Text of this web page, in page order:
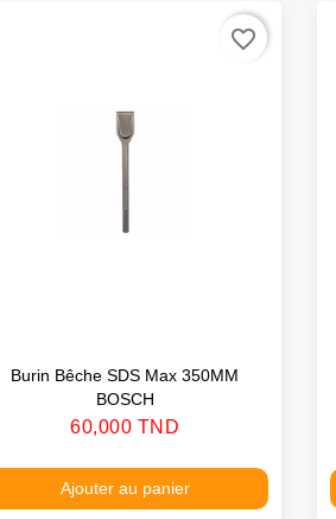
Burin Bêche SDS Max 350MM
BOSCH
Prix
60,000 TND
Ajouter au panier
favorite_border